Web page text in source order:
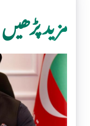
مزید پڑھیں